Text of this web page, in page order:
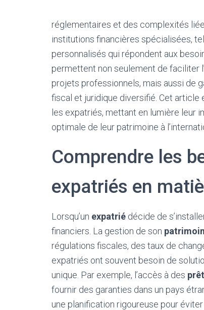
réglementaires et des complexités
institutions financières spécialisées,
personnalisés qui répondent aux
permettent non seulement de faciliter
projets professionnels, mais aussi de
fiscal et juridique diversifié. Cet
les expatriés, mettant en lumière leur
optimale de leur patrimoine à
Comprendre les
expatriés en
Lorsqu’un expatrié décide de
financiers. La gestion de son
régulations fiscales, des taux de
expatriés ont souvent besoin de
unique. Par exemple, l’accès à des
fournir des garanties dans un pays
une planification rigoureuse pour